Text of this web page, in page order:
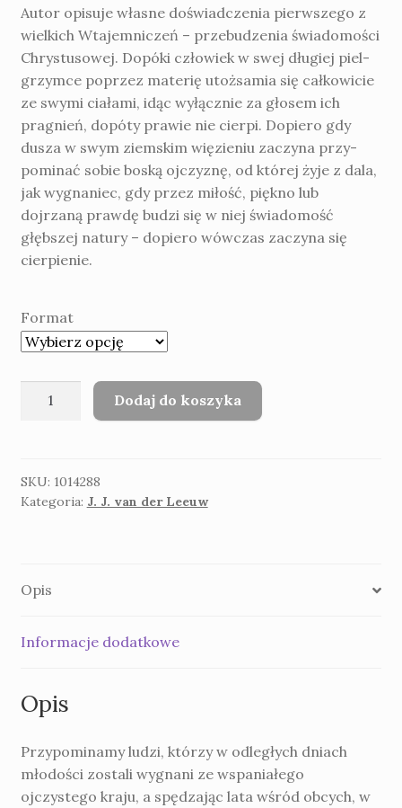
29,00 zł
through
34,00 zł
Autor opisuje własne doświadczenia pierwszego z
wielkich Wtajemniczeń – przebudzenia świadomości
Chrystusowej. Dopóki człowiek w swej długiej piel­
grzymce poprzez materię utożsamia się cał­kowicie
ze swymi ciałami, idąc wyłącznie za głosem ich
pragnień, dopóty prawie nie cierpi. Dopiero gdy
dusza w swym ziemskim więzieniu zaczyna przy­
pominać sobie boską ojczyznę, od której żyje z dala,
jak wygnaniec, gdy przez miłość, piękno lub
dojrzaną prawdę budzi się w niej świadomość
głębszej natury – dopiero wówczas zaczyna się
cierpienie.
Format
der
Leeuw
Dodaj do koszyka
SKU: 1014288
Kategoria: J. J. van der Leeuw
Opis
Informacje dodatkowe
Opis
Przypominamy ludzi, którzy w odległych dniach
młodości zostali wygnani ze wspaniałego
ojczystego kraju, a spędzając lata wśród obcych, w